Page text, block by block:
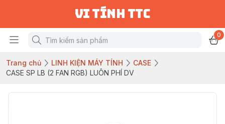
vi tính ttc
0
Trang chủ LINH KIỆN MÁY TÍNH
CASE
CASE SP LB (2 FAN RGB) LUÔN PHÍ DV